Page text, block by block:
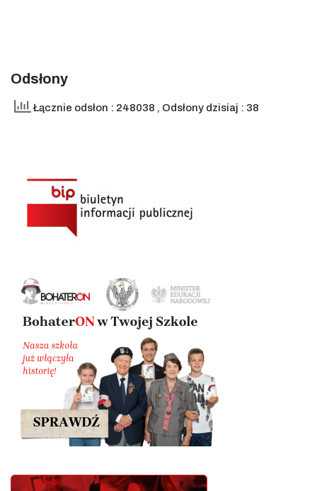
Odsłony
Łącznie odsłon : 248038 , Odsłony dzisiaj : 38